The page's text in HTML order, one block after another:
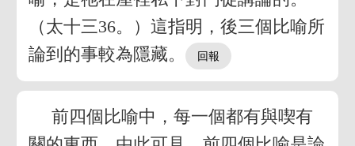
（太十三36。）這指明，後三個比喻所
論到的事較為隱藏。
前四個比喻中，每一個都有與喫有